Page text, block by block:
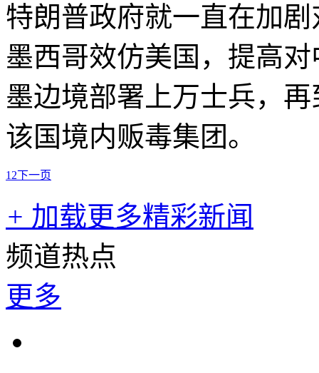
特朗普政府就一直在加
墨西哥效仿美国，提高
墨边境部署上万士兵，
该国境内贩毒集团。
1 2下一页
+ 加载更多精彩新闻
频道热点
更多